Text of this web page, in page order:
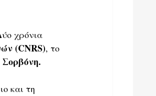
χρόνια
(CNRS), το
και τη